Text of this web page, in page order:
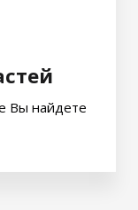
Вы найдете